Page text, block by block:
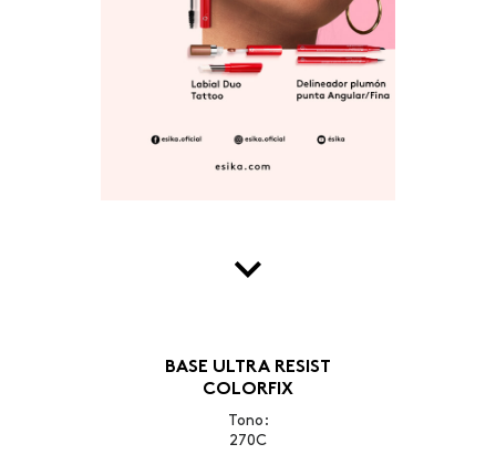
BASE ULTRA RESIST
COLORFIX
Tono:
270C